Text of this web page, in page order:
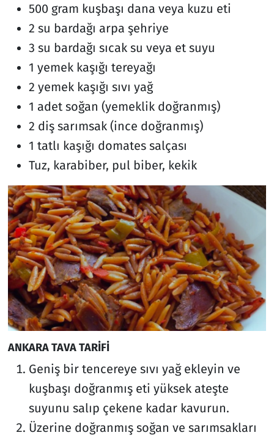
500 gram kuşbaşı dana veya kuzu eti
2 su bardağı arpa şehriye
3 su bardağı sıcak su veya et suyu
1 yemek kaşığı tereyağı
2 yemek kaşığı sıvı yağ
1 adet soğan (yemeklik doğranmış)
2 diş sarımsak (ince doğranmış)
1 tatlı kaşığı domates salçası
Tuz, karabiber, pul biber, kekik
ANKARA TAVA TARİFİ
Geniş bir tencereye sıvı yağ ekleyin ve
kuşbaşı doğranmış eti yüksek ateşte
suyunu salıp çekene kadar kavurun.
Üzerine doğranmış soğan ve sarımsakları